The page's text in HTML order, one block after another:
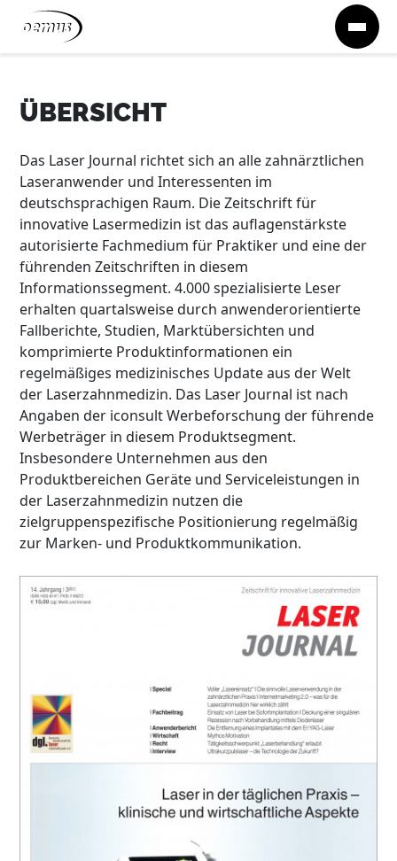
Zum Inhalt springen
ÜBERSICHT
Das Laser Journal richtet sich an alle zahnärztlichen
Laseranwender und Interessenten im
deutschsprachigen Raum. Die Zeitschrift für
innovative Lasermedizin ist das auflagenstärkste
autorisierte Fachmedium für Praktiker und eine der
führenden Zeitschriften in diesem
Informationssegment. 4.000 spezialisierte Leser
erhalten quartalsweise durch anwenderorientierte
Fallberichte, Studien, Marktübersichten und
komprimierte Produktinformationen ein
regelmäßiges medizinisches Update aus der Welt
der Laserzahnmedizin. Das Laser Journal ist nach
Angaben der iconsult Werbeforschung der führende
Werbeträger in diesem Produktsegment.
Insbesondere Unternehmen aus den
Produktbereichen Geräte und Serviceleistungen in
der Laserzahnmedizin nutzen die
zielgruppenspezifische Positionierung regelmäßig
zur Marken- und Produktkommunikation.